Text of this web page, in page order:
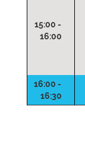
15:00 -
16:00
16:00 -
16:30